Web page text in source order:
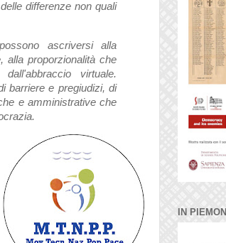
differenze non quali
ascriversi alla
alla proporzionalità che
virtuale.
barriere e pregiudizi, di
e amministrative che
IN